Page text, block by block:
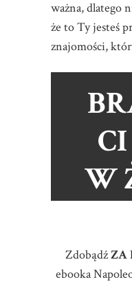
ważna, dlatego
że to Ty jesteś
znajomości,
W
ZdobądźZA
ebooka